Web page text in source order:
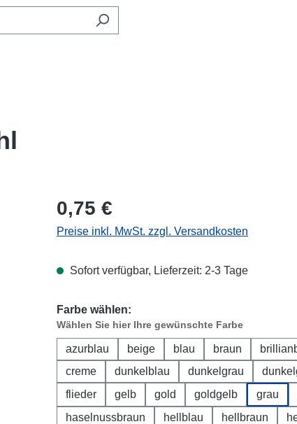
Regulärer Preis:
0,75 €
Preise inkl. MwSt. zzgl. Versandkosten
Sofort verfügbar, Lieferzeit: 2-3 Tage
Farbe wählen:
Wählen Sie hier Ihre gewünschte Farbe
azurblau beige blau braun
creme
dunkelblau dunkelgrau
flieder
gelb gold goldgelb grau
haselnussbraun
hellblau hellbraun